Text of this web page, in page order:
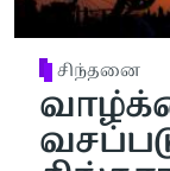
சிந்தனை